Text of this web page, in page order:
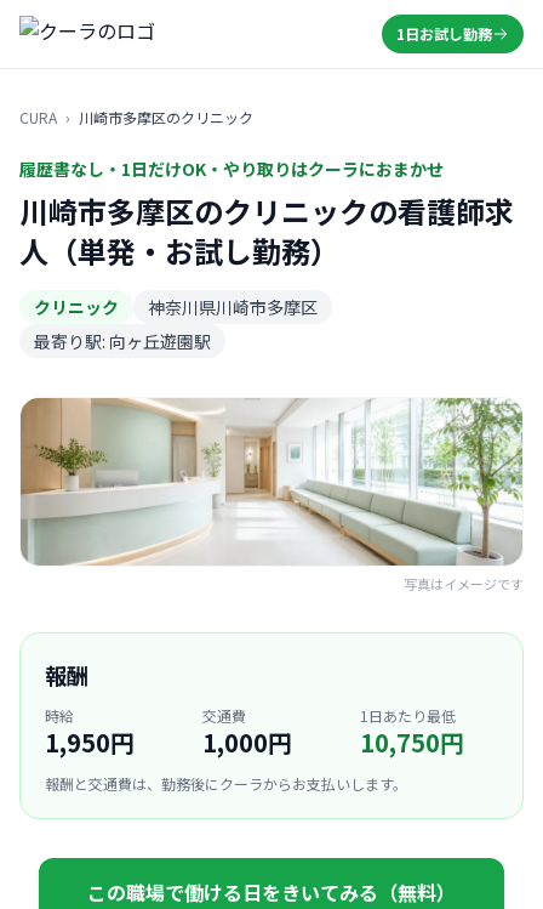
1日お試し勤務
CURA › 川崎市多摩区のクリニック
履歴書なし・1日だけOK・やり取りはクーラにおまかせ
川崎市多摩区のクリニックの看護師求
人（単発・お試し勤務）
クリニック
神奈川県川崎市多摩区
最寄り駅: 向ヶ丘遊園駅
写真はイメージです
報酬
時給
1,950円
交通費
1,000円
1日あたり最低
10,750円
報酬と交通費は、勤務後にクーラからお支払いします。
この職場で働ける日をきいてみる（無料）